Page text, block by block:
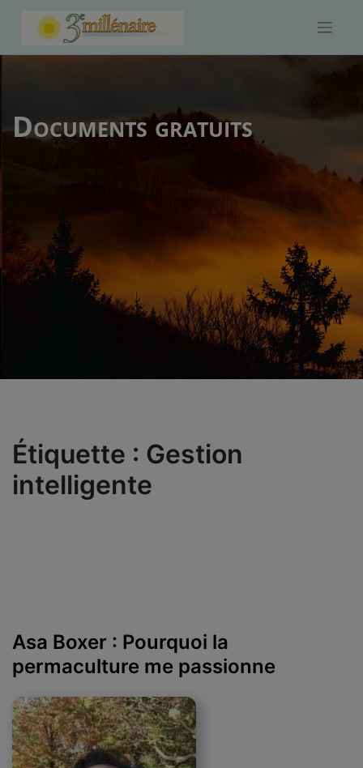
Documents gratuits
Étiquette : Gestion
intelligente
Asa Boxer : Pourquoi la
permaculture me passionne